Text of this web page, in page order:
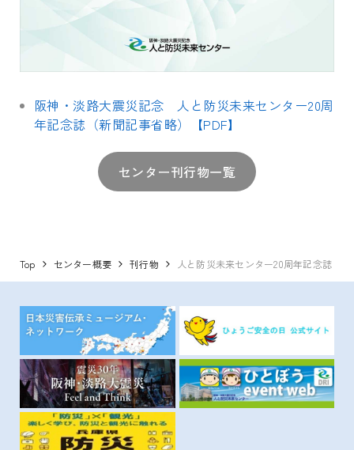
阪神・淡路大震災記念 人と防災未来センター20周
年記念誌（新聞記事省略）【PDF】
センター刊行物一覧
Top センター概要 刊行物 人と防災未来センター20周年記念誌